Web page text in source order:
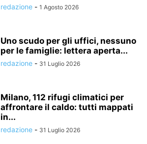
redazione - 1 Agosto 2026
Uno scudo per gli uffici, nessuno
per le famiglie: lettera aperta...
redazione - 31 Luglio 2026
Milano, 112 rifugi climatici per
affrontare il caldo: tutti mappati
in...
redazione - 31 Luglio 2026